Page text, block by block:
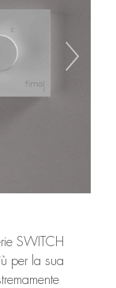
SWITCH
per la sua